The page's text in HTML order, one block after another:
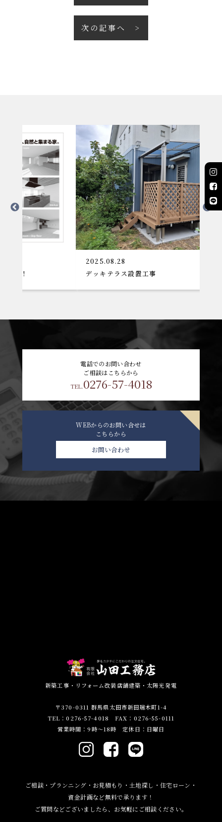
次の記事へ
2025.08.28
デッキテラス設置工事
電話でのお問い合わせ
ご相談はこちらから
TEL.0276-57-4018
WEBからのお問い合せは
こちらから
お問い合わせ
新築工事・リフォーム改装店舗建築・太陽光発電
〒370-0311 群馬県太田市新田瑞木町1-4
TEL：0276-57-4018 FAX：0276-55-0111
営業時間：9時～18時 定休日：日曜日
ご相談・プランニング・お見積もり・土地探し・住宅ローン・
資金計画など無料で承ります！
ご質問などございましたら、お気軽にご相談ください。